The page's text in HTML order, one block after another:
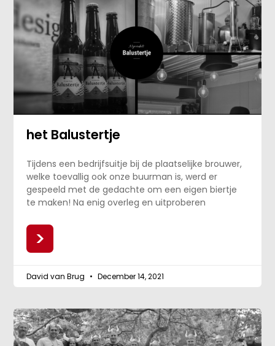
het Balustertje
Tijdens een bedrijfsuitje bij de plaatselijke brouwer,
welke toevallig ook onze buurman is, werd er
gespeeld met de gedachte om een eigen biertje
te maken! Na enig overleg en uitproberen
>
David van Brug December 14, 2021